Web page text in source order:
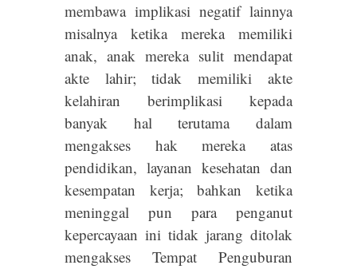
membawa implikasi negatif lainnya
misalnya ketika mereka memiliki
anak, anak mereka sulit mendapat
akte lahir; tidak memiliki akte
kelahiran berimplikasi kepada
banyak hal terutama dalam
mengakses hak mereka atas
pendidikan, layanan kesehatan dan
kesempatan kerja; bahkan ketika
meninggal pun para penganut
kepercayaan ini tidak jarang ditolak
mengakses Tempat Penguburan